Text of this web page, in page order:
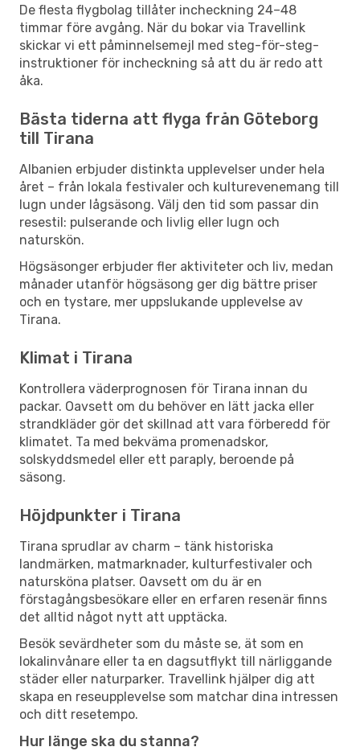
De flesta flygbolag tillåter incheckning 24–48
timmar före avgång. När du bokar via Travellink
skickar vi ett påminnelsemejl med steg-för-steg-
instruktioner för incheckning så att du är redo att
åka.
Bästa tiderna att flyga från Göteborg
till Tirana
Albanien erbjuder distinkta upplevelser under hela
året – från lokala festivaler och kulturevenemang till
lugn under lågsäsong. Välj den tid som passar din
resestil: pulserande och livlig eller lugn och
naturskön.
Högsäsonger erbjuder fler aktiviteter och liv, medan
månader utanför högsäsong ger dig bättre priser
och en tystare, mer uppslukande upplevelse av
Tirana.
Klimat i Tirana
Kontrollera väderprognosen för Tirana innan du
packar. Oavsett om du behöver en lätt jacka eller
strandkläder gör det skillnad att vara förberedd för
klimatet. Ta med bekväma promenadskor,
solskyddsmedel eller ett paraply, beroende på
säsong.
Höjdpunkter i Tirana
Tirana sprudlar av charm – tänk historiska
landmärken, matmarknader, kulturfestivaler och
natursköna platser. Oavsett om du är en
förstagångsbesökare eller en erfaren resenär finns
det alltid något nytt att upptäcka.
Besök sevärdheter som du måste se, ät som en
lokalinvånare eller ta en dagsutflykt till närliggande
städer eller naturparker. Travellink hjälper dig att
skapa en reseupplevelse som matchar dina intressen
och ditt resetempo.
Hur länge ska du stanna?